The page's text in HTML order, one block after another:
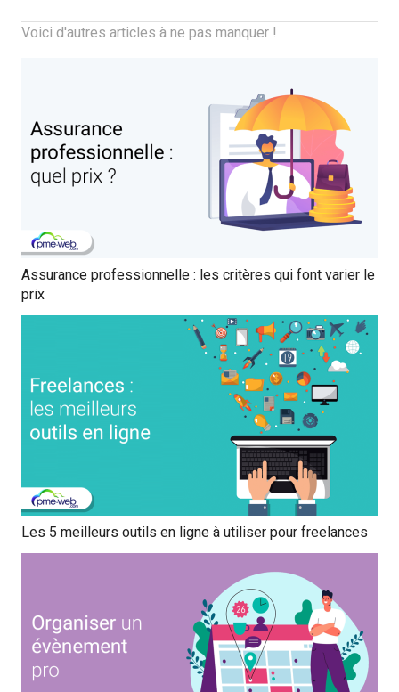
Voici d'autres articles à ne pas manquer !
Assurance professionnelle : les critères qui font varier le
prix
Les 5 meilleurs outils en ligne à utiliser pour freelances